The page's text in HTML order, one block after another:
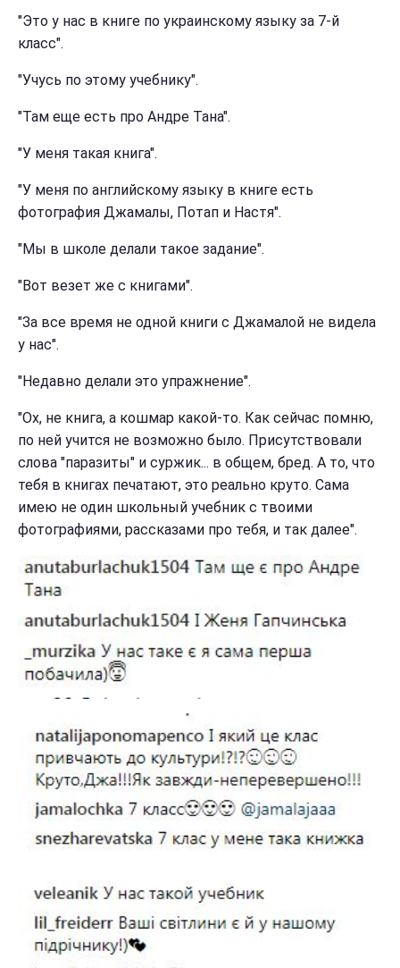
"Это у нас в книге по украинскому языку за 7-й
класс".
"Учусь по этому учебнику".
"Там еще есть про Андре Тана".
"У меня такая книга".
"У меня по английскому языку в книге есть
фотография Джамалы, Потап и Настя".
"Мы в школе делали такое задание".
"Вот везет же с книгами".
"За все время не одной книги с Джамалой не видела
у нас".
"Недавно делали это упражнение".
"Ох, не книга, а кошмар какой-то. Как сейчас помню,
по ней учится не возможно было. Присутствовали
слова "паразиты" и суржик... в общем, бред. А то, что
тебя в книгах печатают, это реально круто. Сама
имею не один школьный учебник с твоими
фотографиями, рассказами про тебя, и так далее".